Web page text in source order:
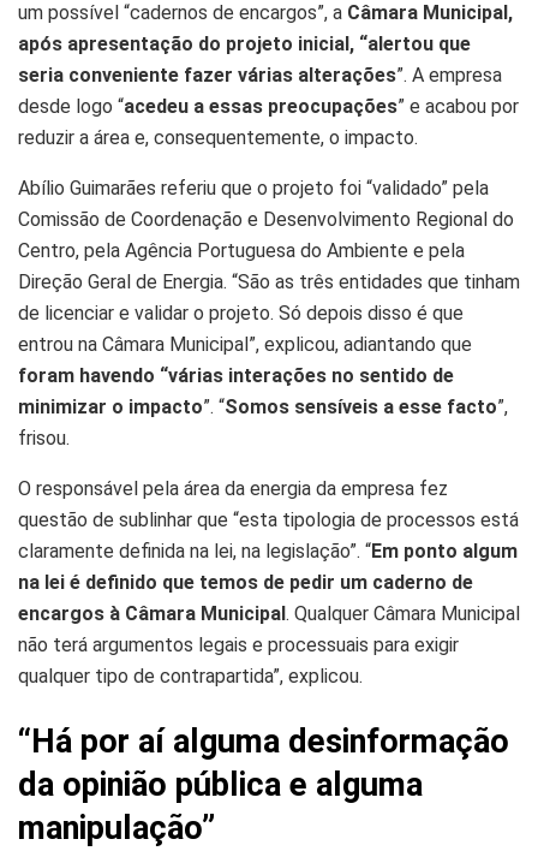
um possível “cadernos de encargos”, a Câmara Municipal,
após apresentação do projeto inicial, “alertou que
seria conveniente fazer várias alterações”. A empresa
desde logo “acedeu a essas preocupações” e acabou por
reduzir a área e, consequentemente, o impacto.
Abílio Guimarães referiu que o projeto foi “validado” pela
Comissão de Coordenação e Desenvolvimento Regional do
Centro, pela Agência Portuguesa do Ambiente e pela
Direção Geral de Energia. “São as três entidades que tinham
de licenciar e validar o projeto. Só depois disso é que
entrou na Câmara Municipal”, explicou, adiantando que
foram havendo “várias interações no sentido de
minimizar o impacto”. “Somos sensíveis a esse facto”,
frisou.
O responsável pela área da energia da empresa fez
questão de sublinhar que “esta tipologia de processos está
claramente definida na lei, na legislação”. “Em ponto algum
na lei é definido que temos de pedir um caderno de
encargos à Câmara Municipal . Qualquer Câmara Municipal
não terá argumentos legais e processuais para exigir
qualquer tipo de contrapartida”, explicou.
“Há por aí alguma desinformação
da opinião pública e alguma
manipulação”